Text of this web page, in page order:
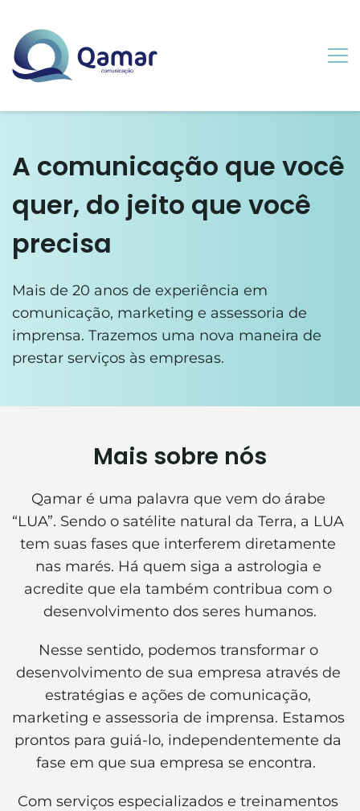
A comunicação que você
quer, do jeito que você
precisa
Mais de 20 anos de experiência em
comunicação, marketing e assessoria de
imprensa. Trazemos uma nova maneira de
prestar serviços às empresas.
Mais sobre nós
Qamar é uma palavra que vem do árabe
“LUA”. Sendo o satélite natural da Terra, a LUA
tem suas fases que interferem diretamente
nas marés. Há quem siga a astrologia e
acredite que ela também contribua com o
desenvolvimento dos seres humanos.
Nesse sentido, podemos transformar o
desenvolvimento de sua empresa através de
estratégias e ações de comunicação,
marketing e assessoria de imprensa. Estamos
prontos para guiá-lo, independentemente da
fase em que sua empresa se encontra.
Com serviços especializados e treinamentos